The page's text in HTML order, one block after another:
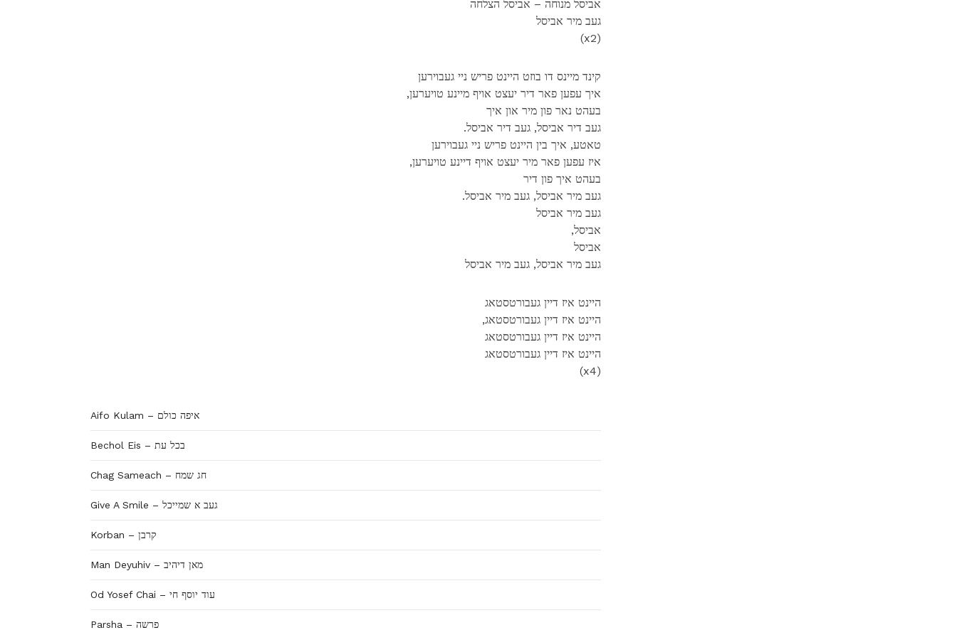
אביסל מנוחה – אביסל הצלחה
געב מיר אביסל
(x2)
קינד מיינס דו בוזט היינט פריש ניי געבוירען
,איך עפען פאר דיר יעצט אויף מיינע טויערען
בעהט נאר פון מיר און איך
.געב דיר אביסל, געב דיר אביסל
טאטע, איך בין היינט פריש ניי געבוירען
,איז עפען פאר מיר יעצט אויף דיינע טויערען
בעהט איך פון דיר
.געב מיר אביסל, געב מיר אביסל
געב מיר אביסל
,אביסל
אביסל
געב מיר אביסל, געב מיר אביסל
היינט איז דיין געבורטסטאג
,היינט איז דיין געבורטסטאג
היינט איז דיין געבורטסטאג
היינט איז דיין געבורטסטאג
(x4)
Aifo Kulam – איפה כולם
Bechol Eis – בכל עת
Chag Sameach – חג שמח
Give A Smile – געב א שמייכל
Korban – קרבן
Man Deyuhiv – מאן דיהיב
Od Yosef Chai – עוד יוסף חי
Parsha – פרשה